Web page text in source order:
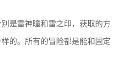
是雷神瞳和雷之印，获取的方
的。所有的冒险都是能和固定